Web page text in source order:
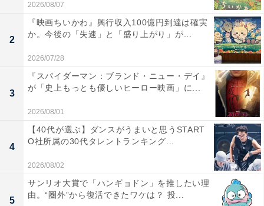
01」の中盤で徐々に“タイプロらしさ”が出始めます。
『タイプロ』のおかげで一気に知名度が上がり、現在は
バブルが起きていると話すオリジナルメンバーたち。こ
の異常な人気はいつまでも続かないとインタビューで明
かし、8人になったことで新たな仕掛けが必要だと語り
ます。菊池さんは、「最後じゃねえかな、これが。この
チャンスが」と告白。新メンバーだけでなく、佐藤さ
ん、菊池さん、松島さんも最後のチャンスにかける意気
込みを公表しました。
2026/08/07
2
『映画ちいかわ』興行収入100億円到達は確実
か。今後の「失速」と「盛り上がり」が...
2026/07/28
3
『スパイダーマン：ブランド・ニュー・デイ』
が「史上もっとも優しいヒーロー映画」に...
2026/08/01
4
【40代が選ぶ】ダンスがうまいと思うSTART
O社所属の30代タレントランキング...
2026/08/02
5
サンリオ大賞で「ハンギョドン」を推したい理
由。“圏外”から復活できたワケは？ 投...